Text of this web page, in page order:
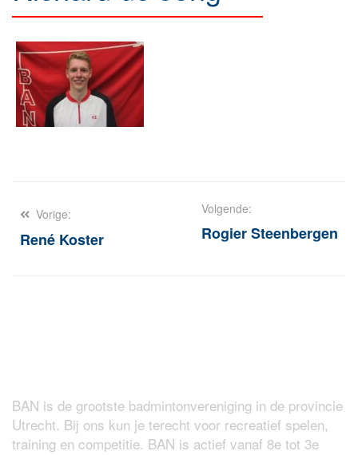
Vorige:
René Koster
Volgende:
Rogier Steenbergen
BAN is de grootste badmintonvereniging in de provincie
Utrecht. Bij ons kun je terecht voor recreatief spelen,
training en competitie. BAN is actief vanaf 8e tot 3e